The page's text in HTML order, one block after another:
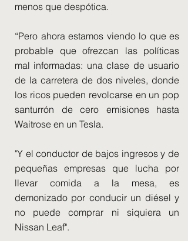
menos que despótica.
“Pero ahora estamos viendo lo que es
probable que ofrezcan las políticas
mal informadas: una clase de usuario
de la carretera de dos niveles, donde
los ricos pueden revolcarse en un pop
santurrón de cero emisiones hasta
Waitrose en un Tesla.
"Y el conductor de bajos ingresos y de
pequeñas empresas que lucha por
llevar comida a la mesa, es
demonizado por conducir un diésel y
no puede comprar ni siquiera un
Nissan Leaf".